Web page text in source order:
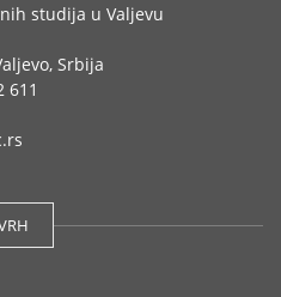
studija u Valjevu
Srbija
611